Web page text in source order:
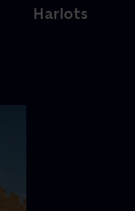
Harlots